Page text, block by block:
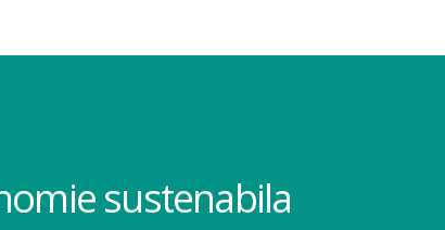
sustenabila